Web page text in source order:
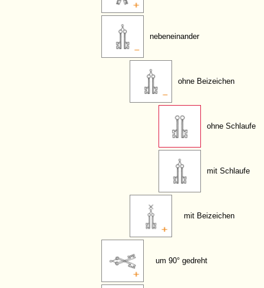
nebeneinander
ohne Beizeichen
ohne Schlaufe
mit Schlaufe
mit Beizeichen
um 90° gedreht